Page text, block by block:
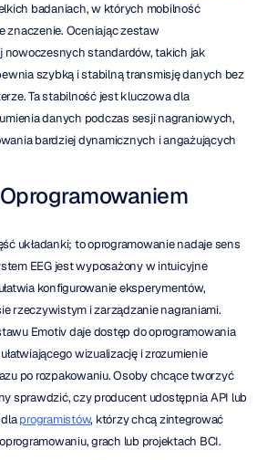
badaniach, w których mobilność
znaczenie. Oceniając zestaw
nowoczesnych standardów, takich jak
szybką i stabilną transmisję danych bez
Ta stabilność jest kluczowa dla
danych podczas sesji nagraniowych,
bardziej dynamicznych i angażujących
układanki; to oprogramowanie nadaje sens
EEG jest wyposażony w intuicyjne
konfigurowanie eksperymentów,
rzeczywistym i zarządzanie nagraniami.
Emotiv daje dostęp do oprogramowania
ułatwiającego wizualizację i zrozumienie
po rozpakowaniu. Osoby chcące tworzyć
sprawdzić, czy producent udostępnia API lub
programistów, którzy chcą zintegrować
grach lub projektach BCI.